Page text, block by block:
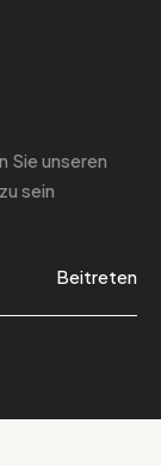
Sie unseren
sein
Beitreten